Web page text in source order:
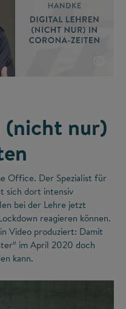
(nicht nur)
Office. Der Spezialist für
sich dort intensiv
bei der Lehre jetzt
reagieren können.
Video produziert: Damit
im April 2020 doch
kann.